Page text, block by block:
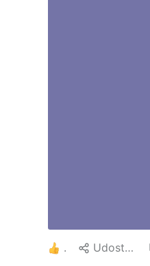
3 Udostępnij